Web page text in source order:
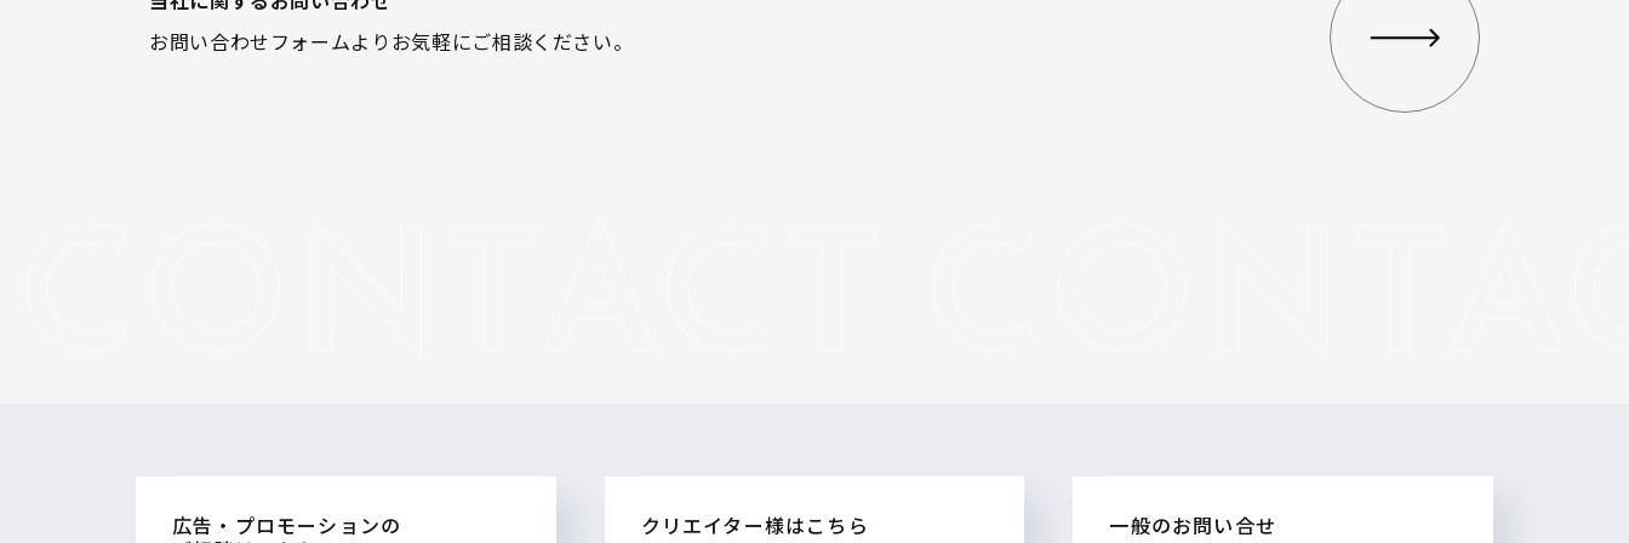
お問い合わせフォームよりお気軽にご相談ください。
広告・プロモーションの
クリエイター様はこちら 一般のお問い合せ